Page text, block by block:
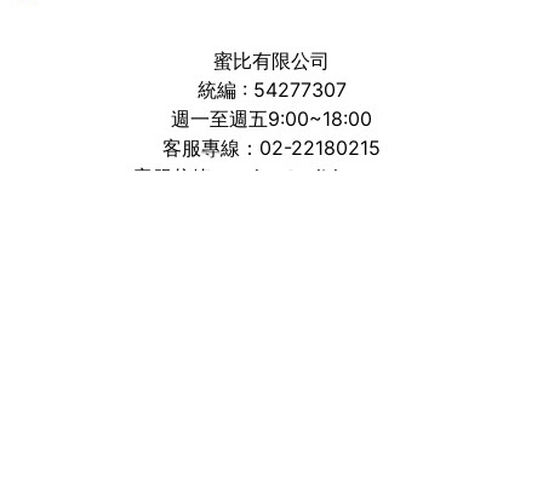
蜜比有限公司
統編 : 54277307
週一至週五9:00~18:00
客服專線：02-22180215
客服信箱:service@mibi.com.tw